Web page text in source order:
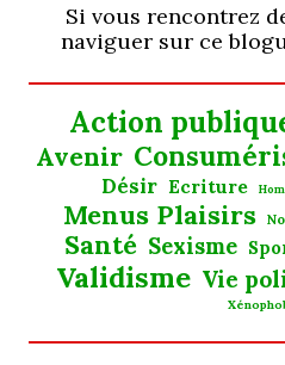
Si vous rencontrez
naviguer sur ce
Action
Avenir
Désir Ecriture
Menus Plaisirs
Santé Sexisme
Validisme Vie